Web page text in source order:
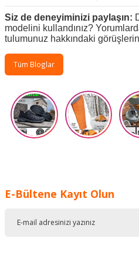
Siz de deneyiminizi paylaşın:
modelini kullandınız?
tulumunuz hakkındaki
Tüm Bloglar
E-Bültene Kayıt Olun